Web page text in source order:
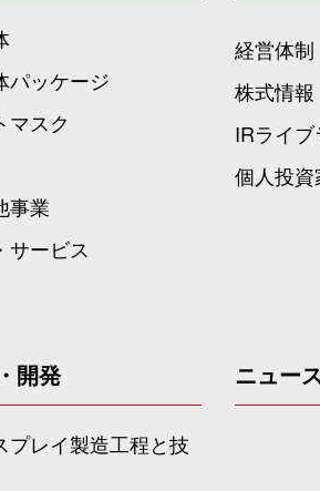
パッケージ
マスク
事業
サービス
経営体制
株式情報
IRライ
個人投
開発
プレイ製造工程と技
ニュー